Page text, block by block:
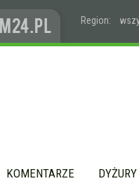
Region:
KOMENTARZE